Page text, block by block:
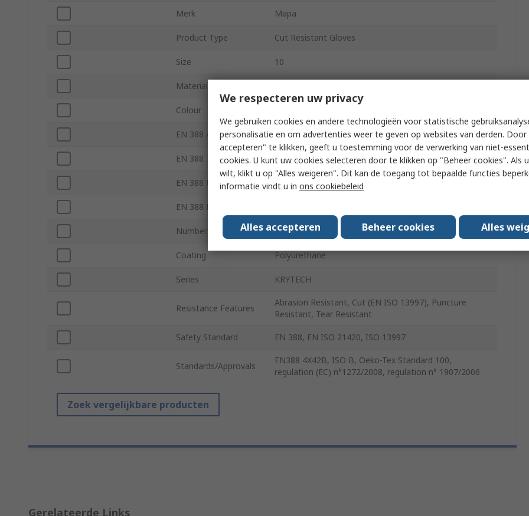
Merk Mapa
Product Type Cut Resistant Gloves
Size 10
Material
Colour
EN 388 Abrasion Yes
EN 388 Tear Yes
EN 388 Puncture Yes
EN 388 Blade
Number of Gloves 24
Coating Polyurethane
Series KRYTECH
Resistance Features
Abrasion Resistant, Cut (EN ISO 13997), Puncture
Resistant, Tear Resistant
Safety Standard EN 388, EN ISO 21420, ISO 13997
Standards/Approvals
EN388 4X42B, ISO B, Oeko-Tex Standard 100,
regulation (EC) n°1272/2008, regulation n° 1907/2006
Zoek vergelijkbare producten
Gerelateerde Links
We respecteren uw privacy
We gebruiken cookies en andere technologieën voor statistische
personalisatie en om advertenties weer te geven op websites van derden. Door
accepteren" te klikken, geeft u toestemming voor de verwerking van niet-
cookies. U kunt uw cookies selecteren door te klikken op "Beheer cookies". Als
wilt, klikt u op "Alles weigeren". Dit kan de toegang tot bepaalde functies
informatie vindt u in ons cookiebeleid
Alles accepteren Beheer cookies Alles